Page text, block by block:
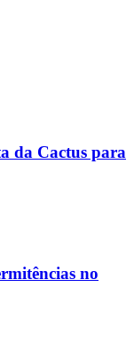
da Cactus para
no